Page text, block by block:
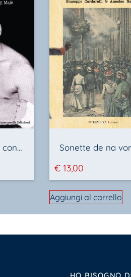
L’ho buttato giù con un destro. La storia del campione Luigi Malè Sonette de na
€13,00
Aggiungi al carrello